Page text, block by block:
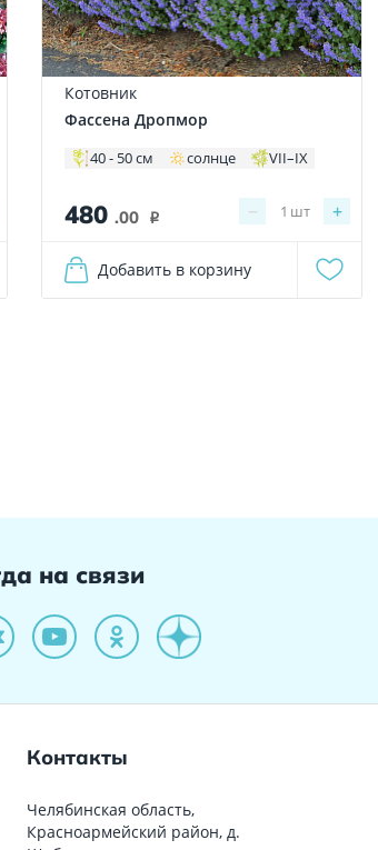
Котовник
Фассена Дропмор
40 - 50 см солнце VII–IX
480 .00 i − +
1 шт
Добавить в корзину
на связи
Контакты
Челябинская область,
Красноармейский район, д.